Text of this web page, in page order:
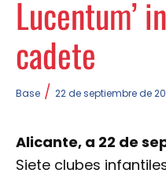
Lucentum’
cadete
Base / 22 de septiembre de
Alicante, a 22 de
Siete clubes